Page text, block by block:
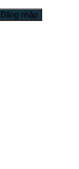
Đăng nhập